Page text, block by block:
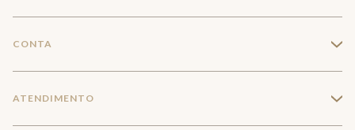
Trabalhe conosco
CONTA +
ATENDIMENTO +